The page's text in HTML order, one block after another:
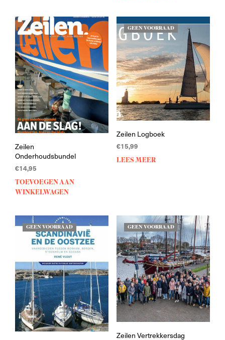
Zeilen
Onderhoudsbundel
€14,95
TOEVOEGEN AAN
WINKELWAGEN
GEEN VOORRAAD
Zeilen Logboek
€15,99
LEES MEER
GEEN VOORRAAD GEEN VOORRAAD
Zeilen Vertrekkersdag